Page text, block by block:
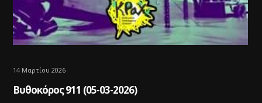
14 Μαρτίου 2026
Βυθοκόρος 911 (05-03-2026)